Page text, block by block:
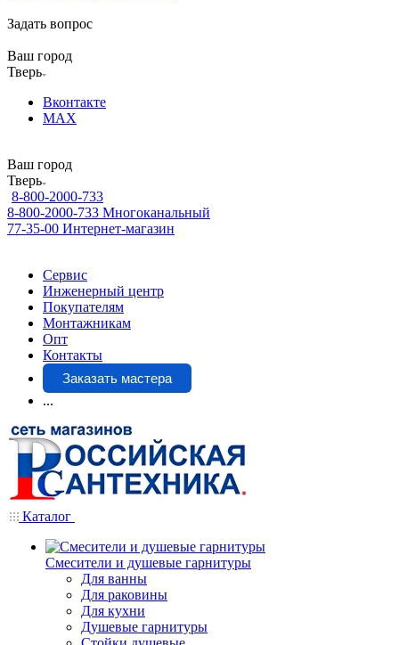
Задать вопрос
Ваш город
Тверь
Вконтакте
MAX
Ваш город
Тверь
8-800-2000-733
8-800-2000-733 Многоканальный
77-35-00 Интернет-магазин
Сервис
Инженерный центр
Покупателям
Монтажникам
Опт
Контакты
Заказать мастера
...
Каталог
Смесители и душевые гарнитуры
Для ванны
Для раковины
Для кухни
Душевые гарнитуры